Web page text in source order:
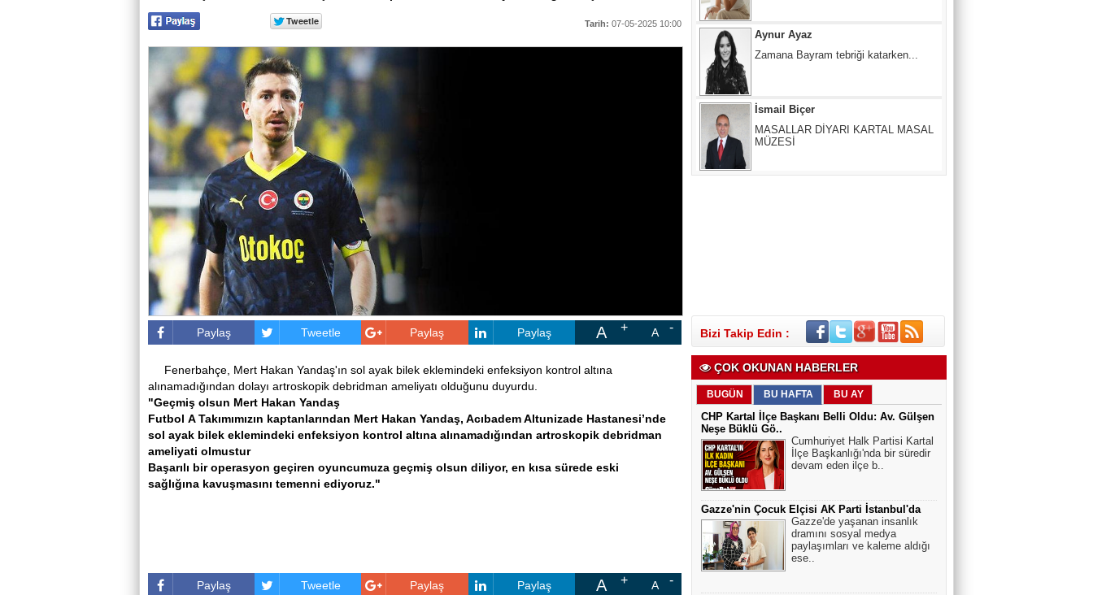
Tarih: 07-05-2025 10:00
Paylaş Tweetle Paylaş Paylaş A A
Fenerbahçe, Mert Hakan Yandaş'ın sol ayak bilek eklemindeki enfeksiyon kontrol altına
alınamadığından dolayı artroskopik debridman ameliyatı olduğunu duyurdu.
"Geçmiş olsun Mert Hakan Yandaş
Futbol A Takımımızın kaptanlarından Mert Hakan Yandaş, Acıbadem Altunizade Hastanesi’nde
sol ayak bilek eklemindeki enfeksiyon kontrol altına alınamadığından artroskopik debridman
ameliyati olmustur
Başarılı bir operasyon geçiren oyuncumuza geçmiş olsun diliyor, en kısa sürede eski
sağlığına kavuşmasını temenni ediyoruz."
Paylaş Tweetle Paylaş Paylaş A A
İsmail Biçer
Mertcan KARACAN
Bizi Takip Edin :
ÇOK OKUNAN HABERLER
BUGÜN BU HAFTA BU AY
CHP Kartal İlçe Başkanı Belli Oldu: Av. Gülşen
Neşe Büklü Gö..
Cumhuriyet Halk Partisi Kartal
İlçe Başkanlığı'nda bir süredir
devam eden ilçe b..
Gazze'nin Çocuk Elçisi AK Parti İstanbul'da
Gazze'de yaşanan insanlık
dramını sosyal medya
paylaşımları ve kaleme aldığı
ese..